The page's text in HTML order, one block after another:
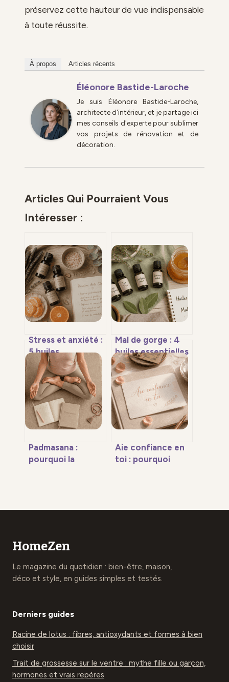
préservez cette hauteur de vue indispensable
à toute réussite.
À propos Articles récents
Éléonore Bastide-Laroche
Je suis Éléonore Bastide-Laroche,
architecte d'intérieur, et je partage ici
mes conseils d'experte pour sublimer
vos projets de rénovation et de
décoration.
Articles Qui Pourraient Vous
Intéresser :
Stress et anxiété :
5 huiles
essentielles pour
retrouver le calme
intérieur
Mal de gorge : 4
huiles essentielles
efficaces et le
dosage précis
pour éviter les
brûlures
Padmasana :
pourquoi la
Aie confiance en
toi : pourquoi
HomeZen
Le magazine du quotidien : bien-être, maison,
déco et style, en guides simples et testés.
Derniers guides
Racine de lotus : fibres, antioxydants et formes à bien
choisir
Trait de grossesse sur le ventre : mythe fille ou garçon,
hormones et vrais repères